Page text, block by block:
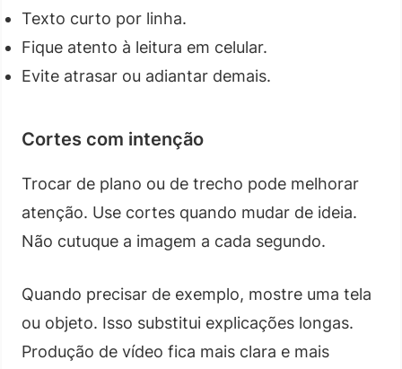
Texto curto por linha.
Fique atento à leitura em celular.
Evite atrasar ou adiantar demais.
Cortes com intenção
Trocar de plano ou de trecho pode melhorar
atenção. Use cortes quando mudar de ideia.
Não cutuque a imagem a cada segundo.
Quando precisar de exemplo, mostre uma tela
ou objeto. Isso substitui explicações longas.
Produção de vídeo fica mais clara e mais